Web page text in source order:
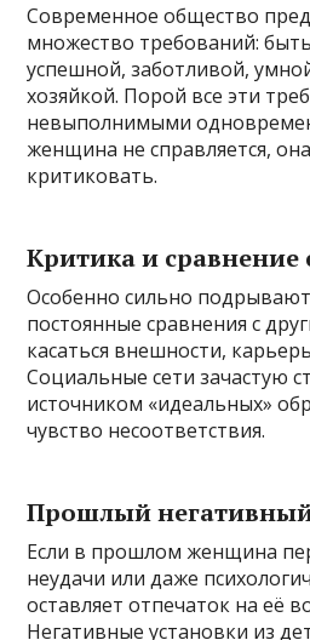
Современное общество
множество требований:
успешной, заботливой,
хозяйкой. Порой все эти
невыполнимыми
женщина не справляется,
критиковать.
Критика и сравнение
Особенно сильно
постоянные сравнения с
касаться внешности,
Социальные сети зачастую
источником «идеальных»
чувство несоответствия.
Прошлый
Если в прошлом женщина
неудачи или даже
оставляет отпечаток на её
Негативные установки из